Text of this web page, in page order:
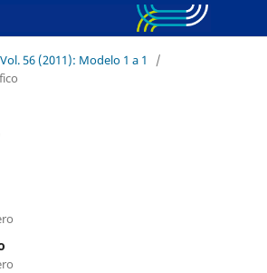
Vol. 56 (2011): Modelo 1 a 1
/